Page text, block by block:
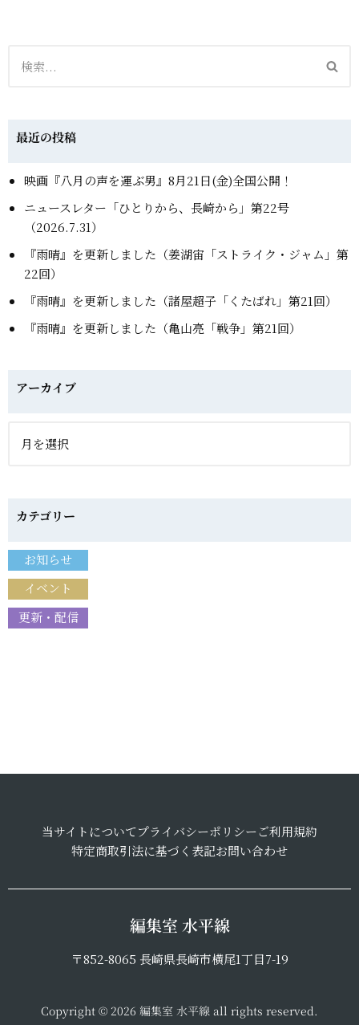
最近の投稿
映画『八月の声を運ぶ男』8月21日(金)全国公開！
ニュースレター「ひとりから、長崎から」第22号
（2026.7.31）
『雨晴』を更新しました（姜湖宙「ストライク・ジャム」第
22回）
『雨晴』を更新しました（諸屋超子「くたばれ」第21回）
『雨晴』を更新しました（亀山亮「戦争」第21回）
アーカイブ
カテゴリー
お知らせ
イベント
更新・配信
当サイトについてプライバシーポリシーご利用規約
特定商取引法に基づく表記お問い合わせ
編集室 水平線
〒852-8065 長崎県長崎市横尾1丁目7-19
Copyright © 2026 編集室 水平線 all rights reserved.